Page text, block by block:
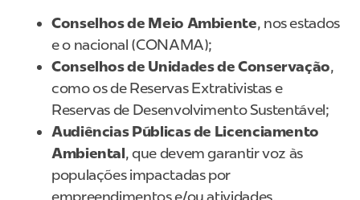
Conselhos de Meio Ambiente, nos estados
e o nacional (CONAMA);
Conselhos de Unidades de Conservação,
como os de Reservas Extrativistas e
Reservas de Desenvolvimento Sustentável;
Audiências Públicas de Licenciamento
Ambiental, que devem garantir voz às
populações impactadas por